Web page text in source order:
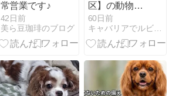
常営業です♪
42日前
美ら豆珈琲のブログ
区】の動物病
院で夜間対応
しているの
は？愛犬を守
万端にしてお
60日前
キャバリアでルビーなコジロウの犬生ブログ-前立腺ガンを克服-